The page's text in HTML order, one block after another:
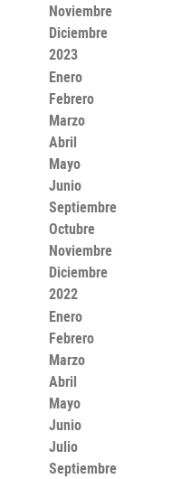
Noviembre
Diciembre
2023
Enero
Febrero
Marzo
Abril
Mayo
Junio
Septiembre
Octubre
Noviembre
Diciembre
2022
Enero
Febrero
Marzo
Abril
Mayo
Junio
Julio
Septiembre